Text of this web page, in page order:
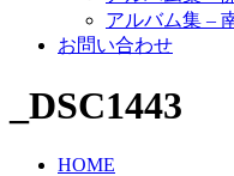
アルバム集 –
お問い合わせ
_DSC1443
HOME